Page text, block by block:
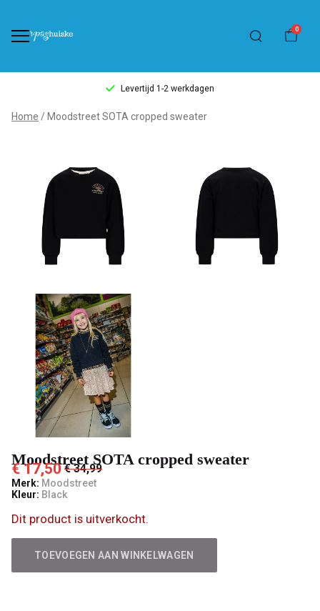
0
Levertijd 1-2 werkdagen
Moodstreet
cropped
sweater
Pashuiske
Home Moodstreet SOTA cropped sweater
Moodstreet SOTA cropped sweater
€ 17,50 € 34,99
Merk: Moodstreet
Kleur: Black
Dit product is uitverkocht.
TOEVOEGEN AAN WINKELWAGEN